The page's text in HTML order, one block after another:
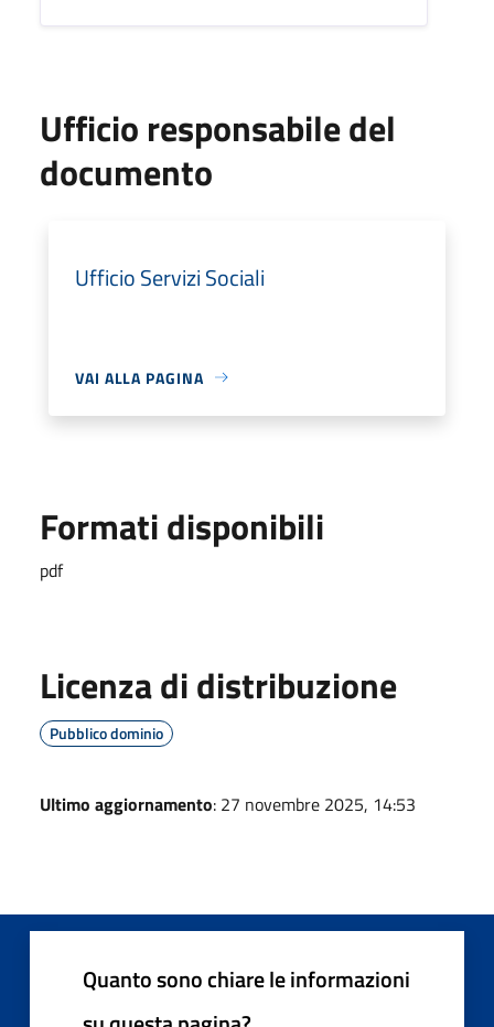
Ufficio responsabile del
documento
Ufficio Servizi Sociali
VAI ALLA PAGINA
Formati disponibili
pdf
Licenza di distribuzione
Pubblico dominio
Ultimo aggiornamento: 27 novembre 2025, 14:53
Quanto sono chiare le informazioni